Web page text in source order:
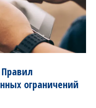
Правил
ограничений